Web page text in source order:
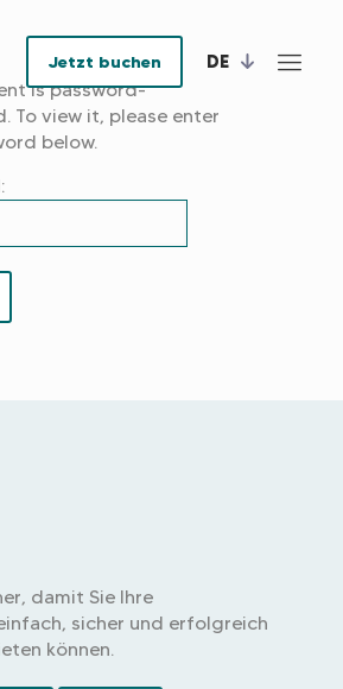
Jetzt buchen
DE
is password-
To view it, please enter
below.
damit Sie Ihre
sicher und erfolgreich
können.